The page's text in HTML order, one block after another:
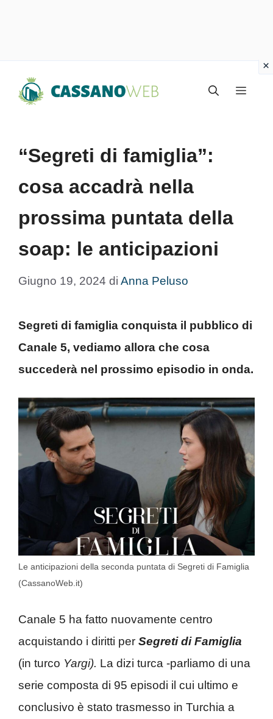
Menu
“Segreti di famiglia”:
cosa accadrà nella
prossima puntata della
soap: le anticipazioni
Giugno 19, 2024 di Anna Peluso
Segreti di famiglia conquista il pubblico di
Canale 5, vediamo allora che cosa
succederà nel prossimo episodio in onda.
Le anticipazioni della seconda puntata di Segreti di Famiglia
(CassanoWeb.it)
Canale 5 ha fatto nuovamente centro
acquistando i diritti per Segreti di Famiglia
(in turco Yargi). La dizi turca -parliamo di una
serie composta di 95 episodi il cui ultimo e
conclusivo è stato trasmesso in Turchia a